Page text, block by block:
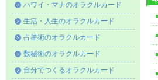
ハワイ・マナのオラクルカード
生活・人生のオラクルカード
占星術のオラクルカード
数秘術のオラクルカード
自分でつくるオラクルカード